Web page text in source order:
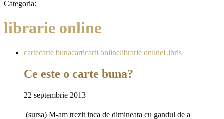
Categoria:
librarie online
cartecarte bunacarticarti onlinelibrarie onlineLibris
Ce este o carte buna?
22 septembrie 2013
(sursa) M-am trezit inca de dimineata cu gandul de a